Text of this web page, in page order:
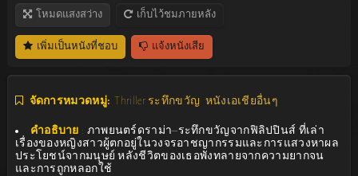
โหมดแสงสว่าง เก็บไว้ชมภายหลัง
เพิ่มเป็นหนังที่ชอบ แจ้งหนังเสีย
จัดการหมวดหมู่: Thriller ระทึกขวัญ หนังเอเชียอื่นๆ
คำอธิบาย : ภาพยนตร์ดราม่า–ระทึกขวัญจากฟิลิปปินส์ ที่เล่า
เรื่องของหญิงสาวผู้ตกอยู่ในวงจรอาชญากรรมและการแสวงหาผล
ประโยชน์จากมนุษย์ หลังชีวิตของเธอพังทลายจากความยากจน
และการถูกหลอกใช้